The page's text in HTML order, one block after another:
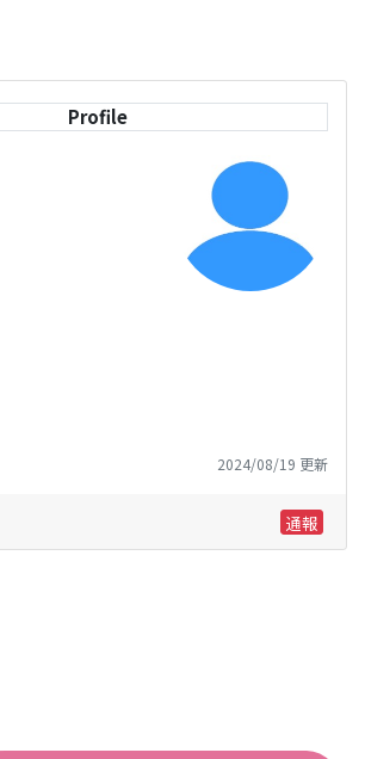
中国語注音変換
Profile
2024/08/19 更新
通報